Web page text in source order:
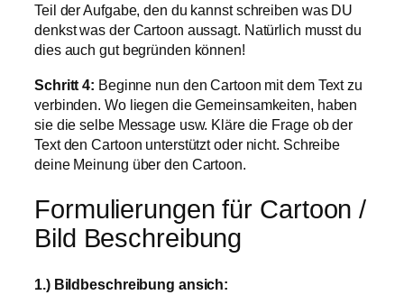
Teil der Aufgabe, den du kannst schreiben was DU
denkst was der Cartoon aussagt. Natürlich musst du
dies auch gut begründen können!
Schritt 4: Beginne nun den Cartoon mit dem Text zu
verbinden. Wo liegen die Gemeinsamkeiten, haben
sie die selbe Message usw. Kläre die Frage ob der
Text den Cartoon unterstützt oder nicht. Schreibe
deine Meinung über den Cartoon.
Formulierungen für Cartoon /
Bild Beschreibung
1.) Bildbeschreibung ansich: